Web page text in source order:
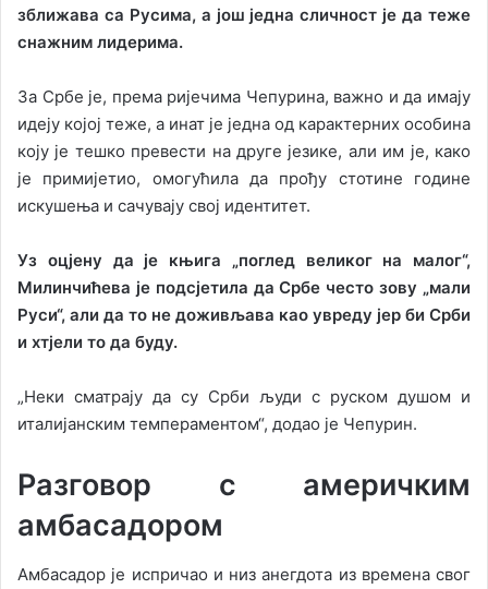
зближава са Русима, а још једна сличност је да теже
снажним лидерима.
За Србе је, према ријечима Чепурина, важно и да имају
идеју којој теже, а инат је једна од карактерних особина
коју је тешко превести на друге језике, али им је, како
је примијетио, омогућила да прођу стотине године
искушења и сачувају свој идентитет.
Уз оцјену да је књига „поглед великог на малог“,
Милинчићева је подсјетила да Србе често зову „мали
Руси“, али да то не доживљава као увреду јер би Срби
и хтјели то да буду.
„Неки сматрају да су Срби људи с руском душом и
италијанским темпераментом“, додао је Чепурин.
Разговор с америчким
амбасадором
Амбасадор је испричао и низ анегдота из времена свог